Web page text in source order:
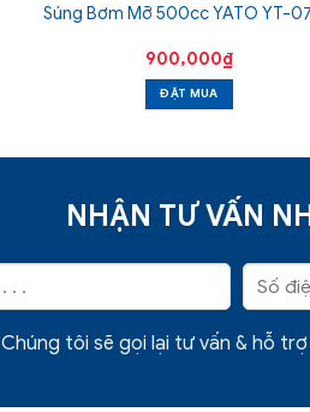
Súng Bơm Mỡ 500cc YATO YT-
900,000₫
ĐẶT MUA
NHẬN TƯ VẤN
Chúng tôi sẽ gọi lại tư vấn & hỗ